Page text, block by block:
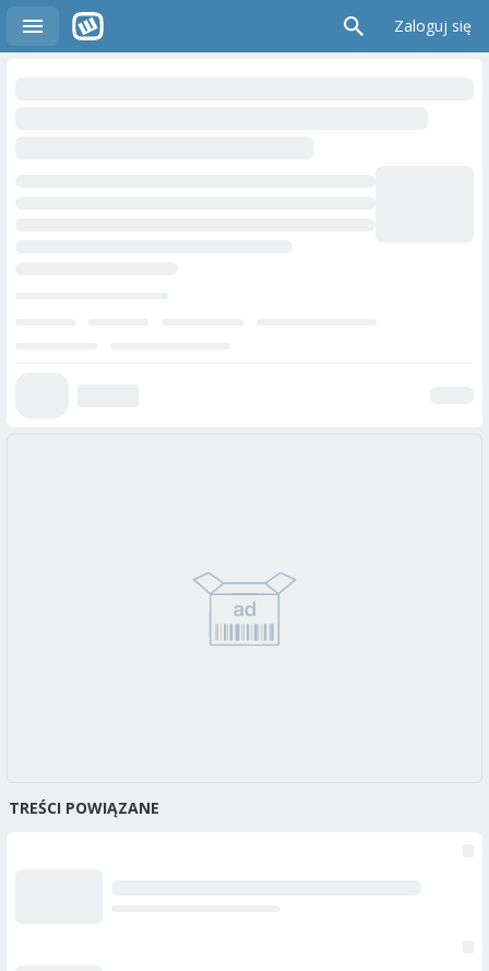
Zaloguj się
TREŚCI POWIĄZANE